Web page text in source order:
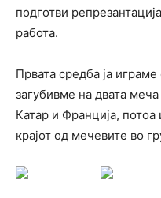
подготви
работа.
Првата средба ја
загубивме на двата
Катар и Франција,
крајот од мечевите во